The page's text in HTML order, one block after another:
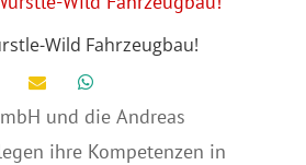
Wild Fahrzeugbau!
und die Andreas
ihre Kompetenzen in